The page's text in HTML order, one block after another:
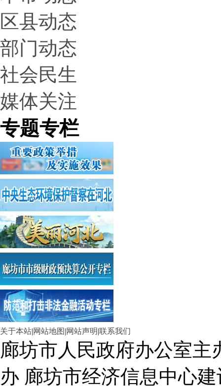
区县动态
部门动态
社会民生
媒体关注
专题专栏
关于本站|网站地图 |网站声明|联系我们
廊坊市人民政府办公室
办 廊坊市经济信息中心建